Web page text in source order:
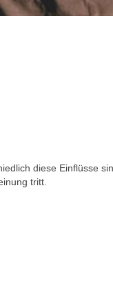
diese Einflüsse
tritt.